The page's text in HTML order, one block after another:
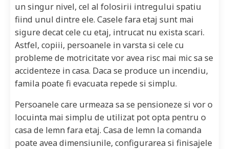
un singur nivel, cel al folosirii intregului spatiu
fiind unul dintre ele. Casele fara etaj sunt mai
sigure decat cele cu etaj, intrucat nu exista scari.
Astfel, copiii, persoanele in varsta si cele cu
probleme de motricitate vor avea risc mai mic sa se
accidenteze in casa. Daca se produce un incendiu,
famila poate fi evacuata repede si simplu.
Persoanele care urmeaza sa se pensioneze si vor o
locuinta mai simplu de utilizat pot opta pentru o
casa de lemn fara etaj. Casa de lemn la comanda
poate avea dimensiunile, configurarea si finisajele